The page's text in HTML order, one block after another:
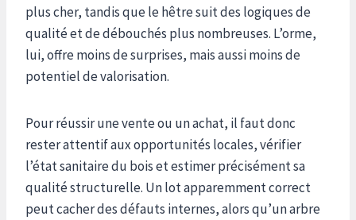
plus cher, tandis que le hêtre suit des logiques de
qualité et de débouchés plus nombreuses. L’orme,
lui, offre moins de surprises, mais aussi moins de
potentiel de valorisation.
Pour réussir une vente ou un achat, il faut donc
rester attentif aux opportunités locales, vérifier
l’état sanitaire du bois et estimer précisément sa
qualité structurelle. Un lot apparemment correct
peut cacher des défauts internes, alors qu’un arbre